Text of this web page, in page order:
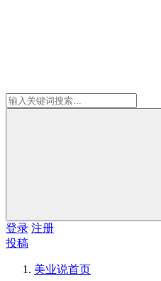
登录 注册
投稿
美业说首页